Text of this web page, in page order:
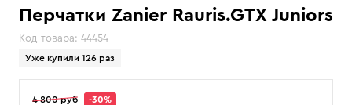
Перчатки Zanier Rauris.GTX Juniors
Код товара: 44454
Уже купили 126 раз
4 800 руб -30%